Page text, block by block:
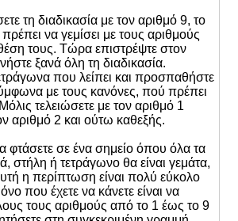
τη διαδικασία με τον αριθμό 9, το
να γεμίσει με τους αριθμούς
τους. Τώρα επιστρέψτε στον
ξανά όλη τη διαδικασία.
που λείπει και προσπαθήστε
με τους κανόνες, πού πρέπει
τελειώσετε με τον αριθμό 1
αριθμό 2 και ούτω καθεξής.
φτάσετε σε ένα σημείο όπου όλα τα
στήλη ή τετράγωνο θα είναι γεμάτα,
η περίπτωση είναι πολύ εύκολο
που έχετε να κάνετε είναι να
τους αριθμούς από το 1 έως το 9